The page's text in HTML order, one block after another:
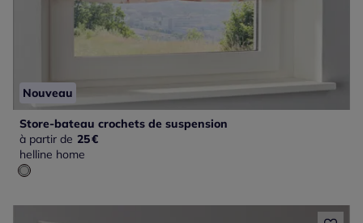
Nouveau
Store-bateau crochets de suspension
à partir de 25€
helline home